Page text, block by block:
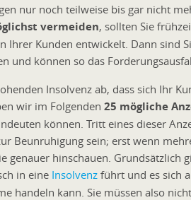
nur noch teilweise bis gar nicht
vermeiden, sollten Sie
Ihrer Kunden entwickelt. Dann sind
und können so das
Insolvenz ab, dass sich Ihr
wir im Folgenden 25 mögliche
können. Tritt eines dieser
Beunruhigung sein; erst wenn
genauer hinschauen. Grundsätzlich
in eine Insolvenz führt und es sich
handeln kann. Sie müssen also